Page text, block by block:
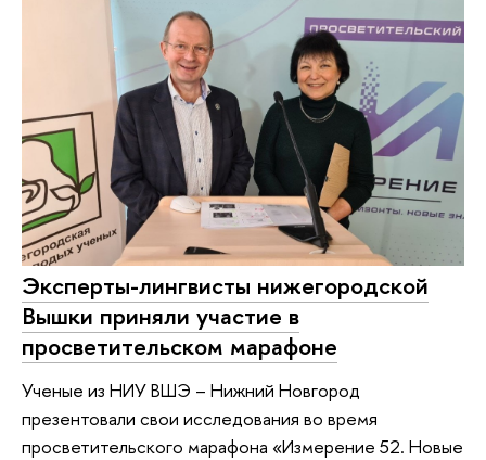
Эксперты-лингвисты нижегородской
Вышки приняли участие в
просветительском марафоне
Ученые из НИУ ВШЭ – Нижний Новгород
презентовали свои исследования во время
просветительского марафона «Измерение 52. Новые